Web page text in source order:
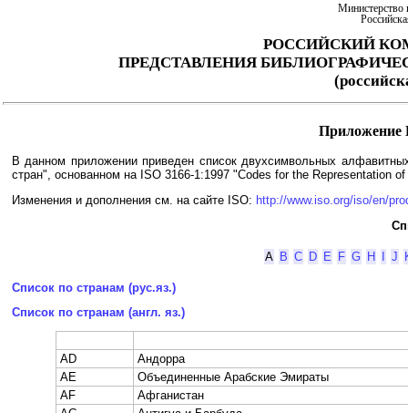
Министерство
РОССИЙСКИЙ
ПРЕДСТАВЛЕНИЯ
Приложение
В данном приложении приведен список двухсимвольных
стран", основанном на ISO 3166-1:1997 "Codes for the Representation
Изменения и дополнения см. на сайте ISO: http://www.iso.org/iso/en/
A B C D E F G H I J
Список по странам (рус.яз.)
Список по странам (англ. яз.)
AD
Андорра
AE
Объединенные Арабские Эмираты
AF
Афганистан